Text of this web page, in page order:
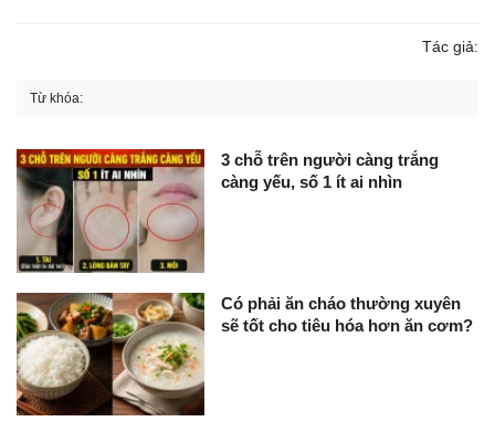
Tác giả:
Từ khóa:
3 chỗ trên người càng trắng
càng yếu, số 1 ít ai nhìn
Có phải ăn cháo thường xuyên
sẽ tốt cho tiêu hóa hơn ăn cơm?